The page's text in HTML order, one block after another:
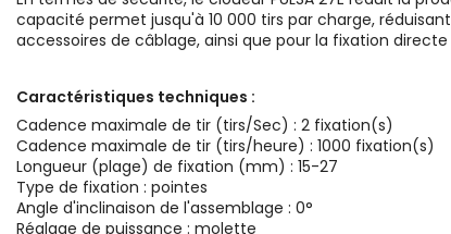
capacité permet jusqu'à 10 000 tirs par charge,
accessoires de câblage, ainsi que pour la fixation
Caractéristiques techniques :
Cadence maximale de tir (tirs/Sec) : 2 fixation(s)
Cadence maximale de tir (tirs/heure) : 1000 fixation(s)
Longueur (plage) de fixation (mm) : 15-27
Type de fixation : pointes
Angle d'inclinaison de l'assemblage : 0°
Réglage de puissance : molette